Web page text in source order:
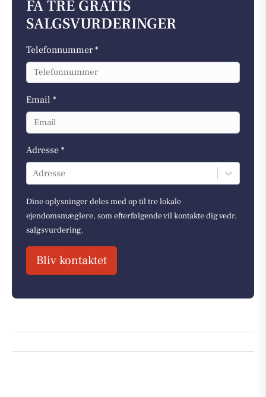
FÅ TRE GRATIS
SALGSVURDERINGER
Telefonnummer *
Email *
Adresse *
Adresse
Dine oplysninger deles med op til tre lokale
ejendomsmæglere, som efterfølgende vil kontakte dig vedr.
salgsvurdering.
Bliv kontaktet